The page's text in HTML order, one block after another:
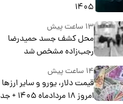
۱۴۰۵
۱۳ ساعت پیش
محل کشف جسد حمیدرضا
رجب‌زاده مشخص شد
۱۴ ساعت پیش
قیمت دلار، یورو و سایر ارزها
امروز ۱۸ مردادماه ۱۴۰۵ + جدول